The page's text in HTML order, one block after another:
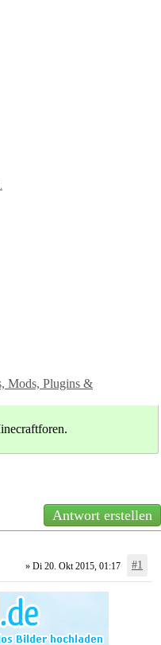
Mods, Plugins &
Antwort erstellen
» Di 20. Okt 2015, 01:17 #1